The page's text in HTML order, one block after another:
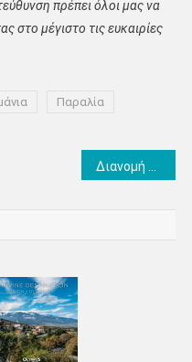
πρέπει όλοι μας να
στο μέγιστο τις ευκαιρίες
Παραλία
Διανομή προϊόντων στους δικαιούχους ΚΕΑ-ΤΕΒΑ την Τρίτη 15/03 στο Δημαρχείο Κονταριώτισσας